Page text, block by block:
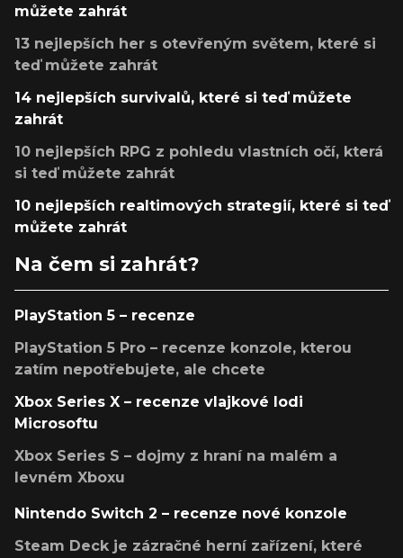
můžete zahrát
13 nejlepších her s otevřeným světem, které si
teď můžete zahrát
14 nejlepších survivalů, které si teď můžete
zahrát
10 nejlepších RPG z pohledu vlastních očí, která
si teď můžete zahrát
10 nejlepších realtimových strategií, které si teď
můžete zahrát
Na čem si zahrát?
PlayStation 5 – recenze
PlayStation 5 Pro – recenze konzole, kterou
zatím nepotřebujete, ale chcete
Xbox Series X – recenze vlajkové lodi
Microsoftu
Xbox Series S – dojmy z hraní na malém a
levném Xboxu
Nintendo Switch 2 – recenze nové konzole
Steam Deck je zázračné herní zařízení, které